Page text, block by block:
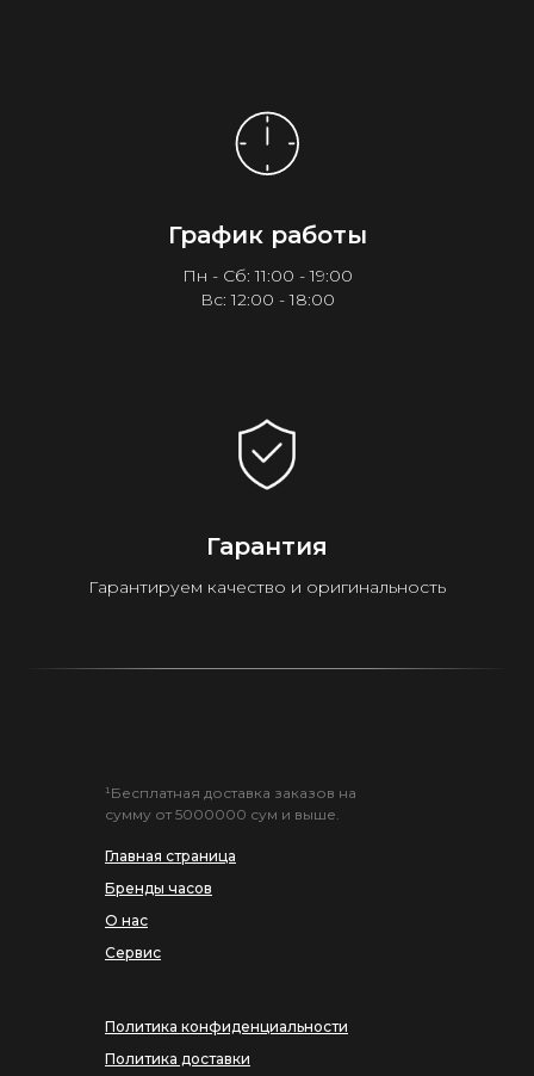
График работы
Пн - Сб: 11:00 - 19:00
Вс: 12:00 - 18:00
Гарантия
Гарантируем качество и оригинальность
Главная страница
Бренды часов
О нас
Сервис
¹Бесплатная доставка заказов на
сумму от 5000000 сум и выше.
Политика конфиденциальности
Политика доставки